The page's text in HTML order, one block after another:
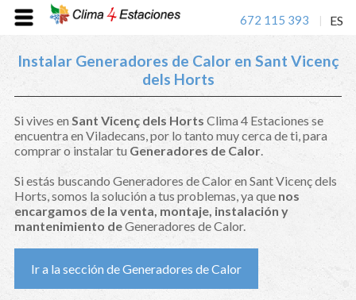
672 115 393 ES
Instalar Generadores de Calor en Sant Vicenç
dels Horts
Si vives enSant Vicenç dels Horts Clima 4 Estaciones se
encuentra en Viladecans, por lo tanto muy cerca de ti, para
comprar o instalar tu Generadores de Calor.
Si estás buscando Generadores de Calor en Sant Vicenç dels
Horts, somos la solución a tus problemas, ya que nos
encargamos de la venta, montaje, instalación y
mantenimiento deGeneradores de Calor.
Ir a la sección de Generadores de Calor